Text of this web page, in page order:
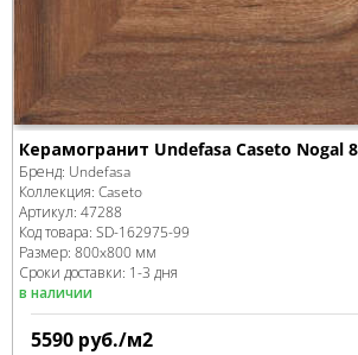
Керамогранит Undefasa Caseto Nogal
Бренд: Undefasa
Коллекция: Caseto
Артикул: 47288
Код товара: SD-162975-99
Размер: 800x800 мм
Сроки доставки: 1-3 дня
в наличии
5590 руб./м2